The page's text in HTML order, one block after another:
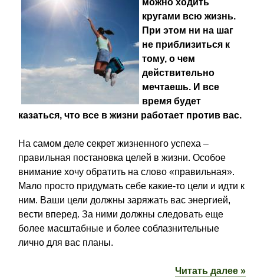
кругами всю жизнь.
При этом ни на шаг
не приблизиться к
тому, о чем
действительно
мечтаешь. И все
время будет
казаться, что все в жизни работает против вас.
На самом деле секрет жизненного успеха –
правильная постановка целей в жизни. Особое
внимание хочу обратить на слово «правильная».
Мало просто придумать себе какие-то цели и идти к
ним. Ваши цели должны заряжать вас энергией,
вести вперед. За ними должны следовать еще
более масштабные и более соблазнительные
лично для вас планы.
Читать далее »